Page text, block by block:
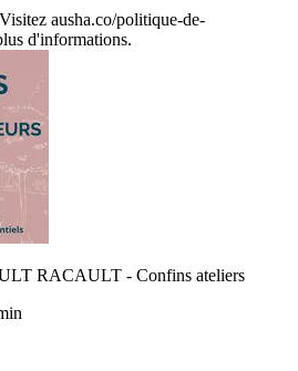
ausha.co/politique-de-
d'informations.
RACAULT - Confins ateliers